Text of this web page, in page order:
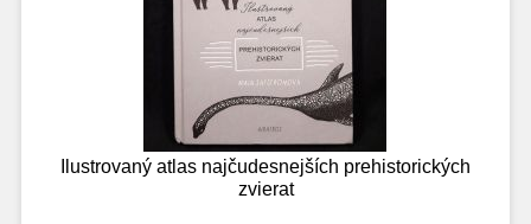
Ilustrovaný atlas najčudesnejších prehistorických
zvierat